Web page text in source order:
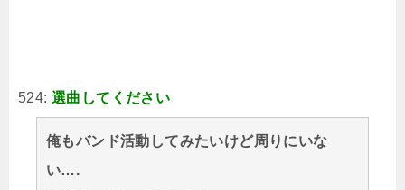
524: 選曲してください
俺もバンド活動してみたいけど周りにいな
い….